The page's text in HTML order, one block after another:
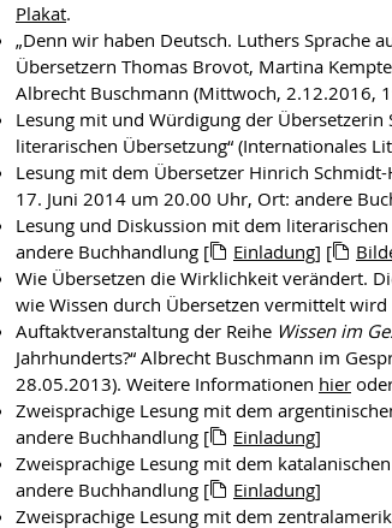
Plakat.
„Denn wir haben Deutsch. Luthers Sprache
Übersetzern Thomas Brovot, Martina
Albrecht Buschmann (Mittwoch, 2.12.2016,
Lesung mit und Würdigung der Übersetzerin
literarischen Übersetzung“ (Internationales
Lesung mit dem Übersetzer Hinrich Schmidt-
17. Juni 2014 um 20.00 Uhr, Ort: andere
Lesung und Diskussion mit dem
andere Buchhandlung [
Einladung] [
Wie Übersetzen die Wirklichkeit verändert.
wie Wissen durch Übersetzen vermittelt
Auftaktveranstaltung der Reihe Wissen im
Jahrhunderts?“ Albrecht Buschmann im
28.05.2013). Weitere Informationen hier
Zweisprachige Lesung mit dem
andere Buchhandlung [
Einladung]
Zweisprachige Lesung mit dem
andere Buchhandlung [
Einladung]
Zweisprachige Lesung mit dem